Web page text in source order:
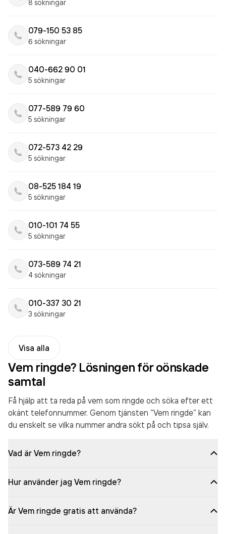
8 sökningar
079-150 53 85
6 sökningar
040-662 90 01
5 sökningar
077-589 79 60
5 sökningar
072-573 42 29
5 sökningar
08-525 184 19
5 sökningar
010-101 74 55
5 sökningar
073-589 74 21
4 sökningar
010-337 30 21
3 sökningar
Visa alla
Vem ringde? Lösningen för oönskade
samtal
Få hjälp att ta reda på vem som ringde och söka efter ett
okänt telefonnummer. Genom tjänsten “Vem ringde” kan
du enskelt se vilka nummer andra sökt på och tipsa själv.
Vad är Vem ringde?
Hur använder jag Vem ringde?
Är Vem ringde gratis att använda?